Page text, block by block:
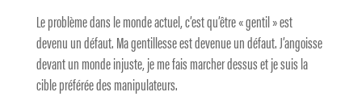
Le problème dans le monde actuel, c’est qu’être « gentil » est
devenu un défaut. Ma gentillesse est devenue un défaut. J’angoisse
devant un monde injuste, je me fais marcher dessus et je suis la
cible préférée des manipulateurs.